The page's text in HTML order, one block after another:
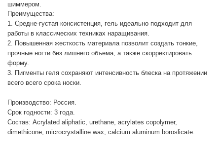
шиммером.
Преимущества:
1. Средне-густая консистенция, гель идеально подходит для
работы в классических техниках наращивания.
2. Повышенная жесткость материала позволит создать тонкие,
прочные ногти без лишнего объема, а также скорректировать
форму.
3. Пигменты геля сохраняют интенсивность блеска на протяжении
всего всего срока носки.
Производство: Россия.
Срок годности: 3 года.
Состав: Acrylated aliphatic, urethane, acrylates copolymer,
dimethicone, microcrystalline wax, calcium aluminum boroslicate.